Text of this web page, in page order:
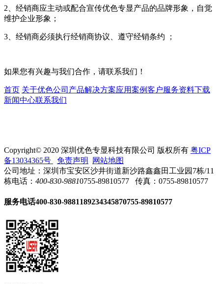
2、经销商应主动或配合宣传优色专显产品的品牌形象，自觉
维护企业形象；
3、经销商必须执行经销商协议、遵守经销条约 ；
如果您有兴趣与我们合作，请联系我们！
首页 关于优色公司产品解决方案应用案例客户服务资料下载
新闻中心联系我们
Copyright© 2020 深圳优色专显科技有限公司 版权所有 粤ICP
备13034365号
免责声明
网站地图
公司地址：深圳市宝安区沙井街道新沙路鑫鑫田工业园7栋/11
栋电话： 400-830-98810755-89810577 传真：0755-89810577
服务电话400-830-9881189234345870755-89810577